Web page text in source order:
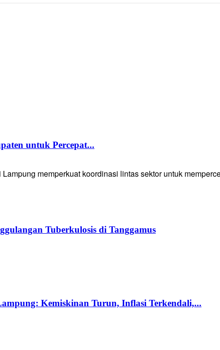
untuk Percepat...
memperkuat koordinasi lintas sektor untuk
Tuberkulosis di Tanggamus
Kemiskinan Turun, Inflasi Terkendali,...